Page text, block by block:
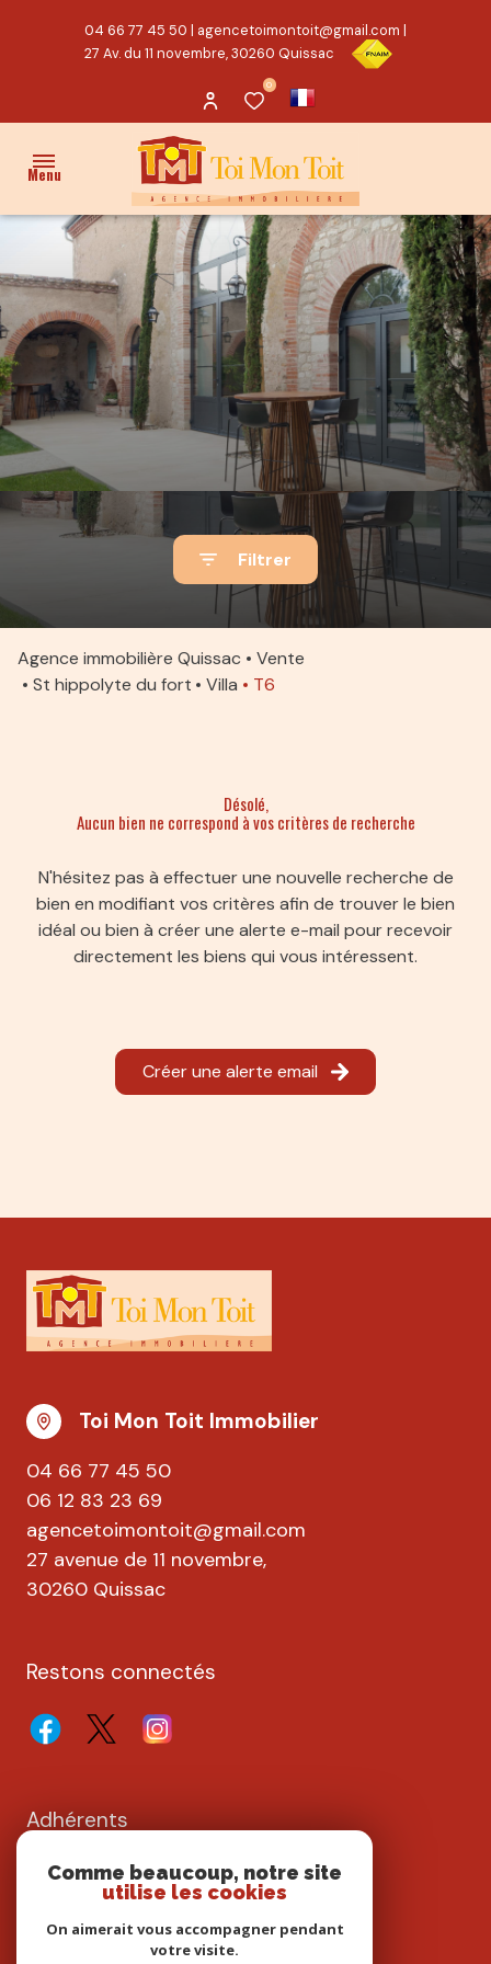
04 66 77 45 50 | agencetoimontoit@gmail.com |
27 Av. du 11 novembre, 30260 Quissac
0
Menu
ACCUEIL
VENTES
PROPRIÉTÉ/CHARME
MAISON
TERRAIN
ACTUALITÉS
E-MAIL
ESTIMATION
Filtrer
Agence immobilière Quissac
Vente
St hippolyte du fort
Villa T6
Désolé,
Aucun bien ne correspond à vos critères de recherche
N'hésitez pas à effectuer une nouvelle recherche de
bien en modifiant vos critères afin de trouver le bien
idéal ou bien à créer une alerte e-mail pour recevoir
directement les biens qui vous intéressent.
Créer une alerte email
Toi Mon Toit Immobilier
04 66 77 45 50
06 12 83 23 69
agencetoimontoit@gmail.com
27 avenue de 11 novembre,
30260 Quissac
Restons connectés
Adhérents
Comme beaucoup, notre site
utilise les cookies
On aimerait vous accompagner pendant
votre visite.